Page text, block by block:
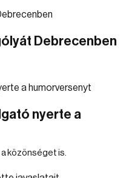
Debrecenben
nyerte a
közönséget is.